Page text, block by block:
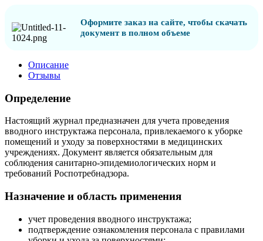
Оформите заказ на сайте, чтобы скачать
документ в полном объеме
Описание
Отзывы
Определение
Настоящий журнал предназначен для учета проведения
вводного инструктажа персонала, привлекаемого к уборке
помещений и уходу за поверхностями в медицинских
учреждениях. Документ является обязательным для
соблюдения санитарно-эпидемиологических норм и
требований Роспотребнадзора.
Назначение и область применения
учет проведения вводного инструктажа;
подтверждение ознакомления персонала с правилами